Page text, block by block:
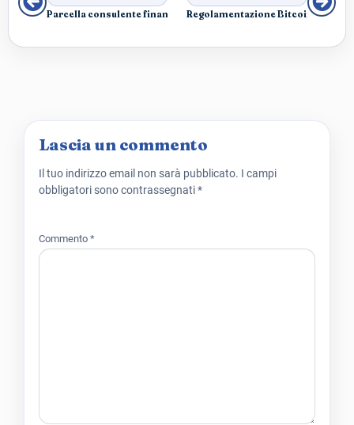
Parcella consulente finanziario indipendente: le 4 tipologie
Regolamentazione Bitcoin: come
Lascia un commento
Il tuo indirizzo email non sarà pubblicato. I campi
obbligatori sono contrassegnati*
Commento *